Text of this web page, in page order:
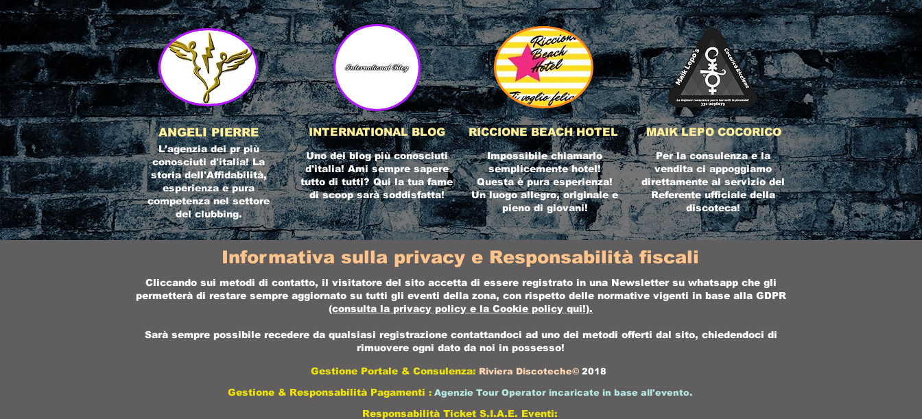
ANGELI PIERRE
L'agenzia dei pr più
conosciuti d'italia! La
storia dell'Affidabilità,
esperienza e pura
competenza nel settore
del clubbing.
INTERNATIONAL BLOG
Uno dei blog più conosciuti
d'italia! Ami sempre sapere
tutto di tutti? Qui la tua fame
di scoop sarà soddisfatta!
RICCIONE BEACH HOTEL
Impossibile chiamarlo
semplicemente hotel!
Questa è pura esperienza!
Un luogo allegro, originale e
pieno di giovani!
MAIK LEPO COCORICO
Per la consulenza e la
vendita ci appoggiamo
direttamente al servizio del
Referente ufficiale della
discoteca!
Informativa sulla privacy e Responsabilità fiscali
Cliccando sui metodi di contatto, il visitatore del sito accetta di essere registrato in una Newsletter su whatsapp che gli
permetterà di restare sempre aggiornato su tutti gli eventi della zona, con rispetto delle normative vigenti in base alla GDPR
(consulta la privacy policy e la Cookie policy qui!).
Sarà sempre possibile recedere da qualsiasi registrazione contattandoci ad uno dei metodi offerti dal sito, chiedendoci di
rimuovere ogni dato da noi in possesso!
Gestione Portale & Consulenza: Riviera Discoteche© 2018
Gestione & Responsabilità Pagamenti : Agenzie Tour Operator incaricate in base all'evento.
Responsabilità Ticket S.I.A.E. Eventi: